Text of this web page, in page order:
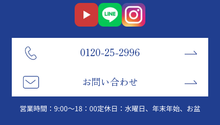
0120-25-2996
お問い合わせ
営業時間：9:00～18：00定休日：水曜日、年末年始、お盆